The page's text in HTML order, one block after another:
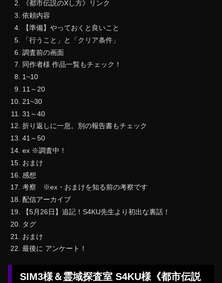
《都市伝説のXし方》リンク
依頼内容
【準備】やっておくと良いこと
「行うこと」と「クリア条件」
調査前の画面
同作者様 作品一覧もチェック！
1~10
11～20
21~30
31～40
折り返しに一息。別の報告書もチェック
41～50
ex ※調査中！
おまけ
感想
考察 ※ex・おまけを知る前の考察です
配信アーカイブ
【5月26日】追記！S4KU先生より初出な裏話！
タグ
おまけ
最後に アンケート！
SIM3様＆霊域探査室 S4KU様《都市伝説